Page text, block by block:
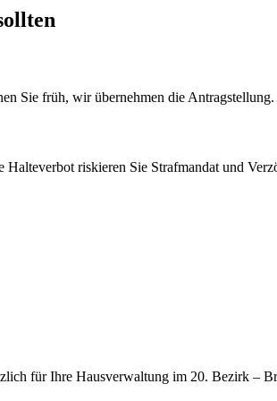
Sie früh, wir übernehmen die Antragstellung.
riskieren Sie Strafmandat und
für Ihre Hausverwaltung im 20. Bezirk –